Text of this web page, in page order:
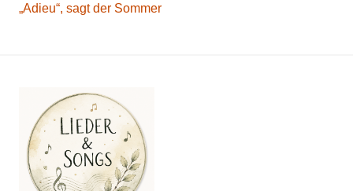
„Adieu“, sagt der Sommer